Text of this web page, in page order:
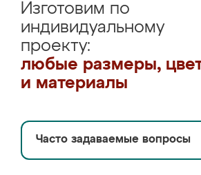
Изготовим по
индивидуальному
проекту:
любые размеры,
и материалы
Часто задаваемые вопросы